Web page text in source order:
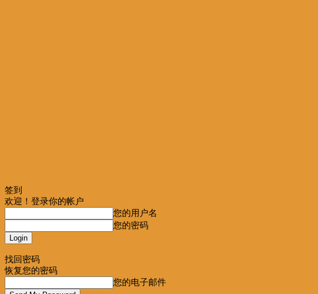
签到
欢迎！登录你的帐户
您的用户名
您的密码
找回密码
恢复您的密码
您的电子邮件